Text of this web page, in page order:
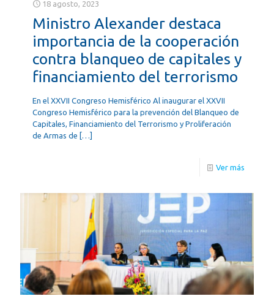
18 agosto, 2023
Ministro Alexander destaca
importancia de la cooperación
contra blanqueo de capitales y
financiamiento del terrorismo
En el XXVII Congreso Hemisférico Al inaugurar el XXVII
Congreso Hemisférico para la prevención del Blanqueo de
Capitales, Financiamiento del Terrorismo y Proliferación
de Armas de […]
Ver más